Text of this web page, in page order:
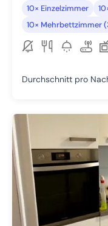
10× Einzelzimmer
10× Mehrbettzimmer
Durchschnitt pro